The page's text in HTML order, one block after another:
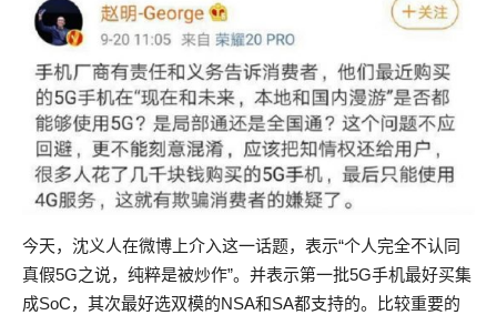
今天，沈义人在微博上介入这一话题，表示“个人完全不认同
真假5G之说，纯粹是被炒作”。并表示第一批5G手机最好买集
成SoC，其次最好选双模的NSA和SA都支持的。比较重要的